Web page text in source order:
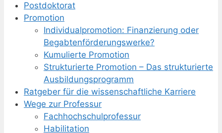
Postdoktorat
Promotion
Individualpromotion: Finanzierung oder
Begabtenförderungswerke?
Kumulierte Promotion
Strukturierte Promotion – Das strukturierte
Ausbildungsprogramm
Ratgeber für die wissenschaftliche Karriere
Wege zur Professur
Fachhochschulprofessur
Habilitation